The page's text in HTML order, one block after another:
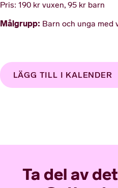
Pris: 190 kr vuxen, 95 kr barn
Målgrupp: Barn och unga med
LÄGG TILL I KALENDER
Ta del av